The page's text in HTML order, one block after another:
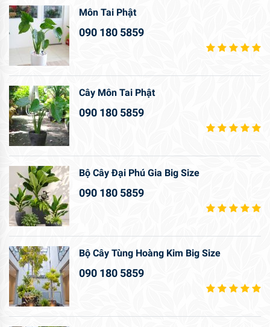
Môn Tai Phật
090 180 5859
Cây Môn Tai Phật
090 180 5859
Bộ Cây Đại Phú Gia Big Size
090 180 5859
Bộ Cây Tùng Hoàng Kim Big Size
090 180 5859